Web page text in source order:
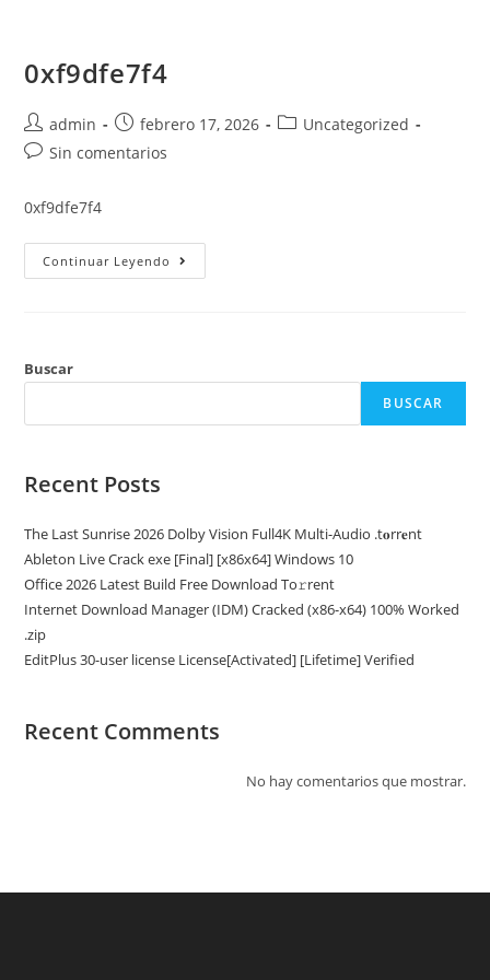
contenido
0xf9dfe7f4
Autor
de
admin
Publicación
de
febrero 17, 2026
Categoría
Uncategorized
Comentarios
la
entrada:
Sin comentarios
0xf9dfe7f4
Continuar Leyendo 0xf9dfe7f4
Buscar
BUSCAR
Recent Posts
The Last Sunrise 2026 Dolby Vision Full4K Multi-Audio .t𝐨rr𝐞nt
Ableton Live Crack exe [Final] [x86x64] Windows 10
Office 2026 Latest Build Frее Download To𝚛rent
Internet Download Manager (IDM) Cracked (x86-x64) 100% Worked
.zip
EditPlus 30-user license License[Activated] [Lifetime] Verified
Recent Comments
No hay comentarios que mostrar.